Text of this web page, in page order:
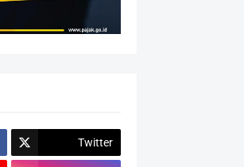
Twitter